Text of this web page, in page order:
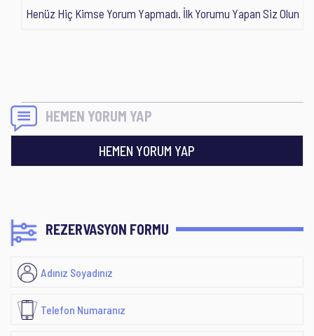
Henüz Hiç Kimse Yorum Yapmadı. İlk Yorumu Yapan Siz Olun
HEMEN YORUM YAP
HEMEN YORUM YAP
REZERVASYON FORMU